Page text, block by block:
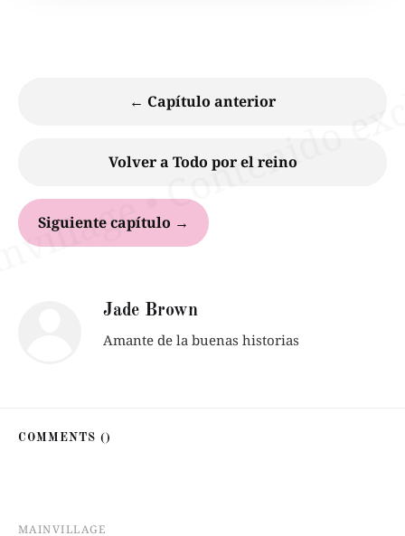
← Capítulo anterior
Volver a Todo por el reino
Siguiente capítulo →
Jade Brown
Amante de la buenas historias
COMMENTS ()
MAINVILLAGE